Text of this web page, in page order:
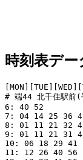
時刻表デ
# 端44 北千住駅前(
6: 40 52
7: 04 14 25 36
8: 01 11 21 32
9: 01 11 21 31
10: 06 18 29 41
11: 12 26 40 56